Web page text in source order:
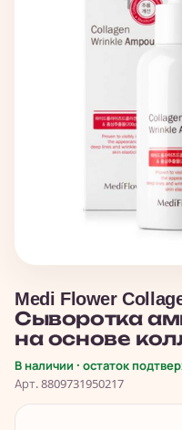
Medi Flower
Сыворотка
на основе
В наличии · остаток
Арт. 8809731950217